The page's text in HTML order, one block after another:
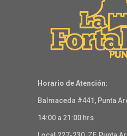
Horario de Atención:
Balmaceda #441, Punta
14:00 a 21:00 hrs